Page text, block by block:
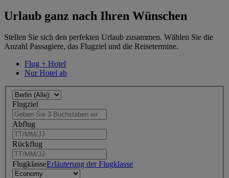
Urlaub ganz nach Ihren Wünschen
Stellen Sie sich den perfekten Urlaub zusammen. Wählen Sie die
Anzahl Passagiere, das Flugziel und die Reisetermine.
Flug + Hotel
Nur Hotel ab
Flugziel
Abflug
Rückflug
FlugklasseErläuterung der Flugklasse